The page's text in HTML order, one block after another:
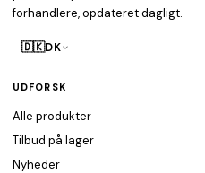
forhandlere, opdateret dagligt.
🇩🇰DK
UDFORSK
Alle produkter
Tilbud på lager
Nyheder